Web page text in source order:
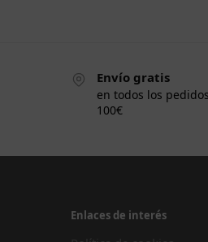
Envío gratis
en todos los
100€
Enlaces de interés